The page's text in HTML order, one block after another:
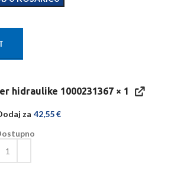
hidraulike 1000231367× 1
za 42,55€